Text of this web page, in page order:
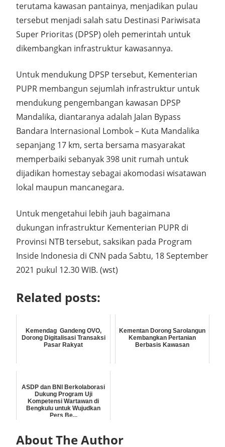
terutama kawasan pantainya, menjadikan pulau
tersebut menjadi salah satu Destinasi Pariwisata
Super Prioritas (DPSP) oleh pemerintah untuk
dikembangkan infrastruktur kawasannya.
Untuk mendukung DPSP tersebut, Kementerian
PUPR membangun sejumlah infrastruktur untuk
mendukung pengembangan kawasan DPSP
Mandalika, diantaranya adalah Jalan Bypass
Bandara Internasional Lombok – Kuta Mandalika
sepanjang 17 km, serta bersama masyarakat
memperbaiki sebanyak 398 unit rumah untuk
dijadikan homestay sebagai akomodasi wisatawan
lokal maupun mancanegara.
Untuk mengetahui lebih jauh bagaimana
dukungan infrastruktur Kementerian PUPR di
Provinsi NTB tersebut, saksikan pada Program
Inside Indonesia di CNN pada Sabtu, 18 September
2021 pukul 12.30 WIB. (wst)
Related posts:
Kemendag Gandeng OVO,
Dorong Digitalisasi Transaksi
Pasar Rakyat
Kementan Dorong Sarolangun
Kembangkan Pertanian
Berbasis Kawasan
ASDP dan BNI Berkolaborasi
Dukung Program Uji
Kompetensi Wartawan di
Bengkulu untuk Wujudkan
Pers Be...
About The Author